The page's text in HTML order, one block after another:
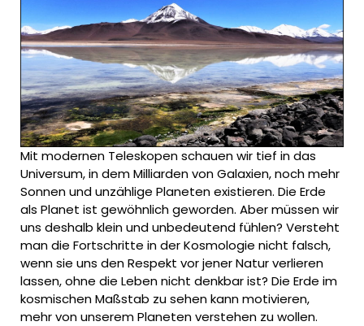
Mit modernen Teleskopen schauen wir tief in das
Universum, in dem Milliarden von Galaxien, noch mehr
Sonnen und unzählige Planeten existieren. Die Erde
als Planet ist gewöhnlich geworden. Aber müssen wir
uns deshalb klein und unbedeutend fühlen? Versteht
man die Fortschritte in der Kosmologie nicht falsch,
wenn sie uns den Respekt vor jener Natur verlieren
lassen, ohne die Leben nicht denkbar ist? Die Erde im
kosmischen Maßstab zu sehen kann motivieren,
mehr von unserem Planeten verstehen zu wollen.